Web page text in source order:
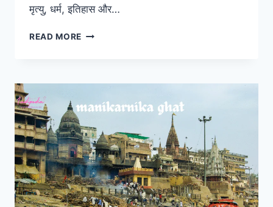
मृत्यु, धर्म, इतिहास और…
READ MORE